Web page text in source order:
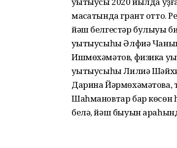
маҡсатында грант отто.
йәш белгестәр булыуы
уҡытыусыһы Әлфиә
Ишмөхәмәтов, физика
уҡытыусыһы Лилиә
Дарина Йәрмөхәмәтова,
Шаһмановтар бар көсөн
белә, йәш быуын